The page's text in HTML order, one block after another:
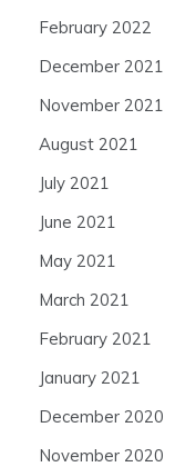
February 2022
December 2021
November 2021
August 2021
July 2021
June 2021
May 2021
March 2021
February 2021
January 2021
December 2020
November 2020